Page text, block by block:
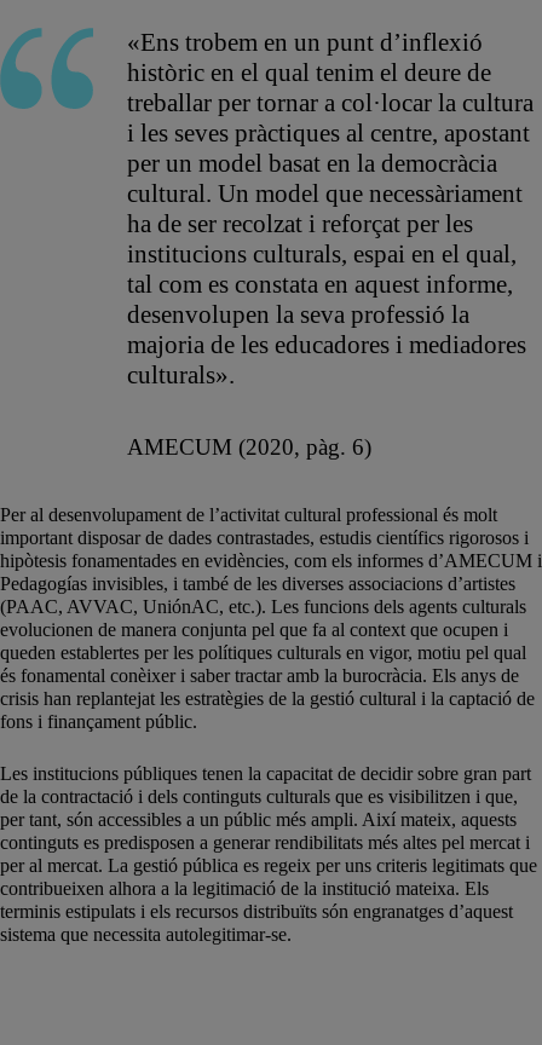
«Ens trobem en un punt d’inflexió
històric en el qual tenim el deure de
treballar per tornar a col·locar la cultura
i les seves pràctiques al centre, apostant
per un model basat en la democràcia
cultural. Un model que necessàriament
ha de ser recolzat i reforçat per les
institucions culturals, espai en el qual,
tal com es constata en aquest informe,
desenvolupen la seva professió la
majoria de les educadores i mediadores
culturals».
AMECUM (2020, pàg. 6)
Per al desenvolupament de l’activitat cultural professional és molt
important disposar de dades contrastades, estudis científics rigorosos i
hipòtesis fonamentades en evidències, com els informes d’AMECUM i
Pedagogías invisibles, i també de les diverses associacions d’artistes
(PAAC, AVVAC, UniónAC, etc.). Les funcions dels agents culturals
evolucionen de manera conjunta pel que fa al context que ocupen i
queden establertes per les polítiques culturals en vigor, motiu pel qual
és fonamental conèixer i saber tractar amb la burocràcia. Els anys de
crisis han replantejat les estratègies de la gestió cultural i la captació de
fons i finançament públic.
Les institucions públiques tenen la capacitat de decidir sobre gran part
de la contractació i dels continguts culturals que es visibilitzen i que,
per tant, són accessibles a un públic més ampli. Així mateix, aquests
continguts es predisposen a generar rendibilitats més altes pel mercat i
per al mercat. La gestió pública es regeix per uns criteris legitimats que
contribueixen alhora a la legitimació de la institució mateixa. Els
terminis estipulats i els recursos distribuïts són engranatges d’aquest
sistema que necessita autolegitimar-se.